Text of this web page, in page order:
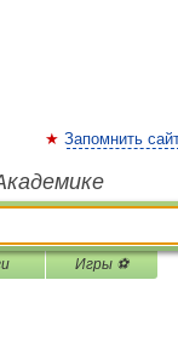
Запомнить
Игры ⚽